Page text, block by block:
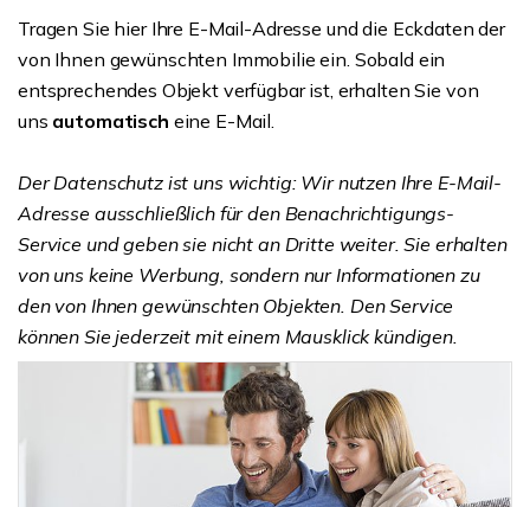
Tragen Sie hier Ihre E-Mail-Adresse und die Eckdaten der
von Ihnen gewünschten Immobilie ein. Sobald ein
entsprechendes Objekt verfügbar ist, erhalten Sie von
uns automatisch eine E-Mail.
Der Datenschutz ist uns wichtig: Wir nutzen Ihre E-Mail-
Adresse ausschließlich für den Benachrichtigungs-
Service und geben sie nicht an Dritte weiter. Sie erhalten
von uns keine Werbung, sondern nur Informationen zu
den von Ihnen gewünschten Objekten. Den Service
können Sie jederzeit mit einem Mausklick kündigen.